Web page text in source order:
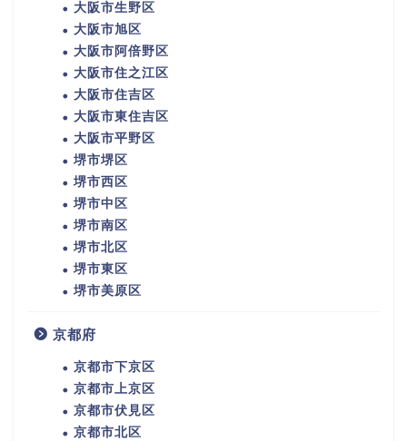
大阪市生野区
大阪市旭区
大阪市阿倍野区
大阪市住之江区
大阪市住吉区
大阪市東住吉区
大阪市平野区
堺市堺区
堺市西区
堺市中区
堺市南区
堺市北区
堺市東区
堺市美原区
京都府
京都市下京区
京都市上京区
京都市伏見区
京都市北区